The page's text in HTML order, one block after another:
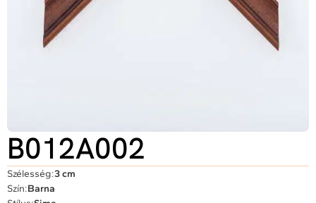
B012A002
Szélesség:3 cm
Szín:Barna